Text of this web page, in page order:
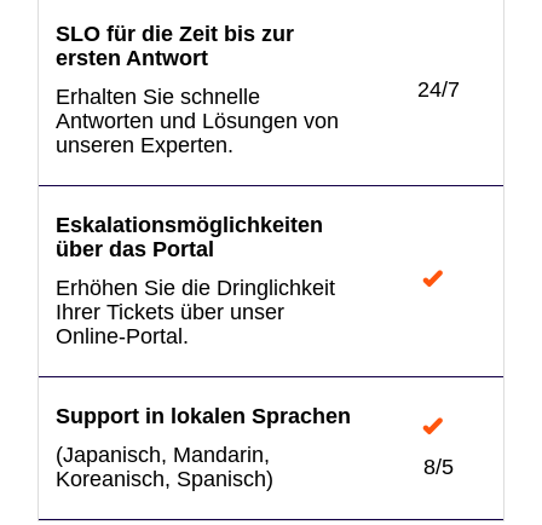
SLO für die Zeit bis zur
ersten Antwort
Erhalten Sie schnelle
Antworten und Lösungen von
unseren Experten.
24/7
Eskalationsmöglichkeiten
über das Portal
Erhöhen Sie die Dringlichkeit
Ihrer Tickets über unser
Online-Portal.
Support in lokalen Sprachen
(Japanisch, Mandarin,
Koreanisch, Spanisch)
8/5